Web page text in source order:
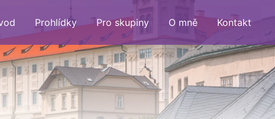
Prohlídky Pro skupiny O mně Kontakt